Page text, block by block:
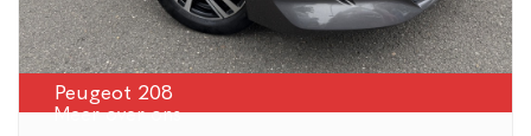
Peugeot 208
Meer over ons